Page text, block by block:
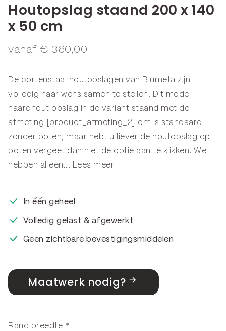
Houtopslag staand 200 x 140
x 50 cm
vanaf € 360,00
De cortenstaal houtopslagen van Blumeta zijn
volledig naar wens samen te stellen. Dit model
haardhout opslag in de variant staand met de
afmeting [product_afmeting_2] cm is standaard
zonder poten, maar hebt u liever de houtopslag op
poten vergeet dan niet de optie aan te klikken. We
hebben al een... Lees meer
In één geheel
Volledig gelast & afgewerkt
Geen zichtbare bevestigingsmiddelen
Maatwerk nodig?
Rand breedte *